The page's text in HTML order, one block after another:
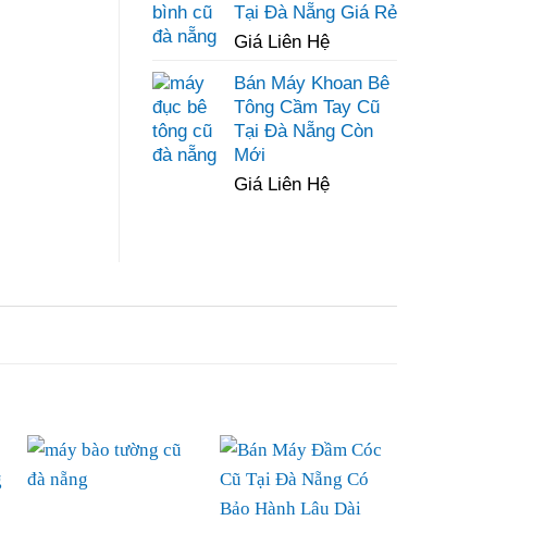
Tại Đà Nẵng Giá Rẻ
Giá Liên Hệ
Bán Máy Khoan Bê
Tông Cầm Tay Cũ
Tại Đà Nẵng Còn
Mới
Giá Liên Hệ